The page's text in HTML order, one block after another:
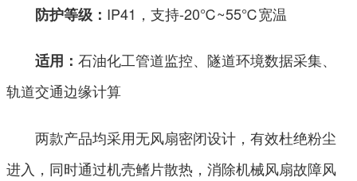
防护等级： IP41，支持-20℃~55℃宽温
适用：石油化工管道监控、隧道环境数据采集、
轨道交通边缘计算
两款产品均采用无风扇密闭设计，有效杜绝粉尘
进入，同时通过机壳鳍片散热，消除机械风扇故障风